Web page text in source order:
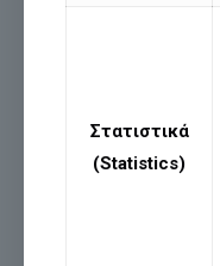
Στατιστικά
(Statistics)